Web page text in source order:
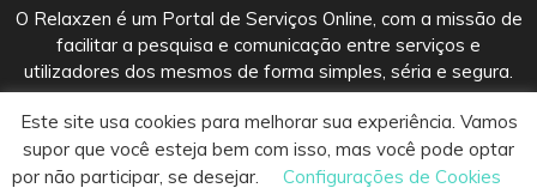
O Relaxzen é um Portal de Serviços Online, com a missão de
facilitar a pesquisa e comunicação entre serviços e
utilizadores dos mesmos de forma simples, séria e segura.
© 2018 • 2020 - Relaxzen Guia de Massoterapeuta| Tema: Guia
Este site usa cookies para melhorar sua experiência. Vamos
supor que você esteja bem com isso, mas você pode optar
por não participar, se desejar.
Configurações de Cookies